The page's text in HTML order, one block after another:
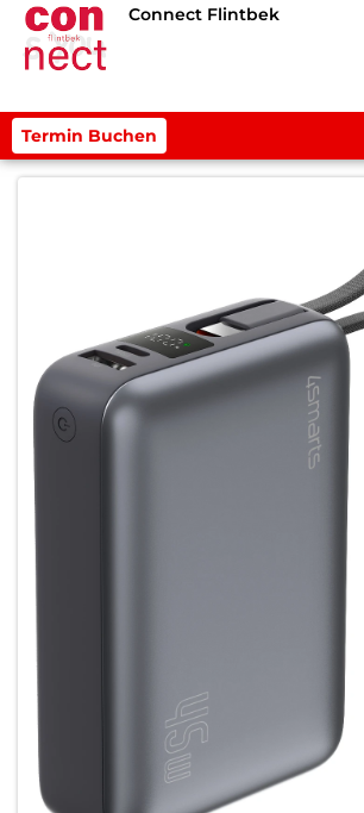
Connect Flintbek
Termin Buchen